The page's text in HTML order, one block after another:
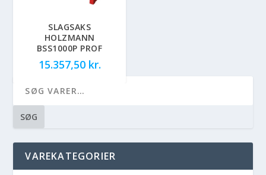
SLAGSAKS
HOLZMANN
BSS1000P PROF
15.357,50 kr.
SØG
VAREKATEGORIER